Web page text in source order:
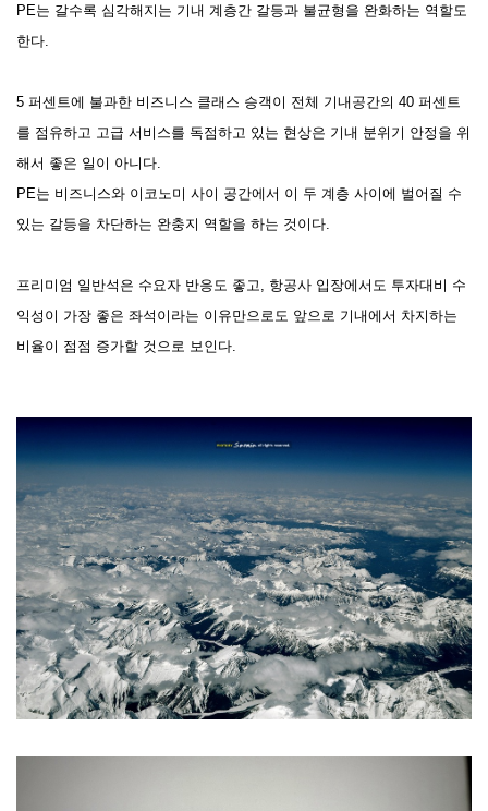
PE는 갈수록 심각해지는 기내 계층간 갈등과 불균형을 완화하는 역할도
한다.
5 퍼센트에 불과한 비즈니스 클래스 승객이 전체 기내공간의 40 퍼센트
를 점유하고 고급 서비스를 독점하고 있는 현상은 기내 분위기 안정을 위
해서 좋은 일이 아니다.
PE는 비즈니스와 이코노미 사이 공간에서 이 두 계층 사이에 벌어질 수
있는 갈등을 차단하는 완충지 역할을 하는 것이다.
프리미엄 일반석은 수요자 반응도 좋고, 항공사 입장에서도 투자대비 수
익성이 가장 좋은 좌석이라는 이유만으로도 앞으로 기내에서 차지하는
비율이 점점 증가할 것으로 보인다.